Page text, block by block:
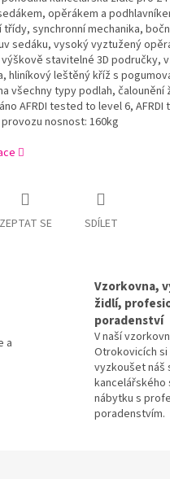
opěrákem a
třídy, synchronní mechanika,
sedáku, vysoký vyztužený
stavitelné 3D područky,
hliníkový leštěný kříž s
všechny typy podlah, čalounění
AFRDI tested to level 6,
nosnost: 160kg
ZEPTAT SE SDÍLET
a
Vzorkovna,
židlí,
poradenství
V naší
Otrokovicích
vyzkoušet náš
kancelářského
nábytku s
poradenstvím.